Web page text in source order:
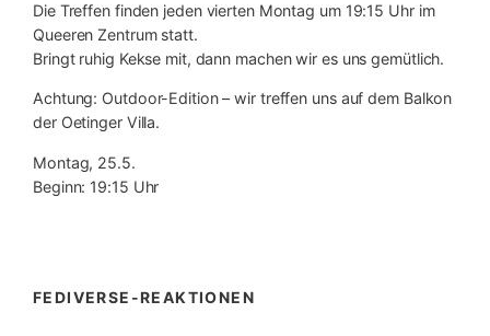
Die Treffen finden jeden vierten Montag um 19:15 Uhr im
Queeren Zentrum statt.
Bringt ruhig Kekse mit, dann machen wir es uns gemütlich.
Achtung: Outdoor-Edition – wir treffen uns auf dem Balkon
der Oetinger Villa.
Montag, 25.5.
Beginn: 19:15 Uhr
FEDIVERSE-REAKTIONEN